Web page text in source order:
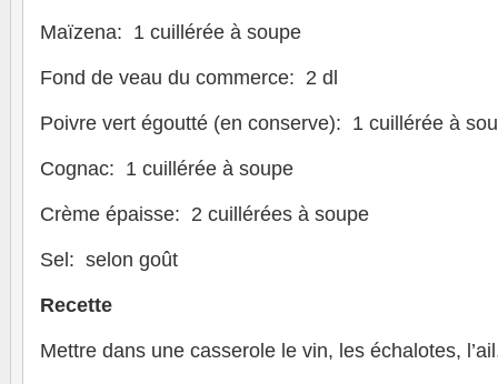
Maïzena: 1 cuillérée à soupe
Fond de veau du commerce: 2 dl
Poivre vert égoutté (en conserve): 1 cuillérée à
Cognac: 1 cuillérée à soupe
Crème épaisse: 2 cuillérées à soupe
Sel: selon goût
Recette
Mettre dans une casserole le vin, les échalotes,